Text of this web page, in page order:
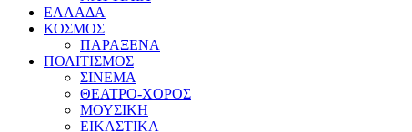
ΕΛΛΑΔΑ
ΚΟΣΜΟΣ
ΠΑΡΑΞΕΝΑ
ΠΟΛΙΤΙΣΜΟΣ
ΣΙΝΕΜΑ
ΘΕΑΤΡΟ-ΧΟΡΟΣ
ΜΟΥΣΙΚΗ
ΕΙΚΑΣΤΙΚΑ